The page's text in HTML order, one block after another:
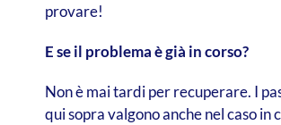
provare!
E se il problema è già in corso?
Non è mai tardi per recuperare. I
qui sopra valgono anche nel caso in